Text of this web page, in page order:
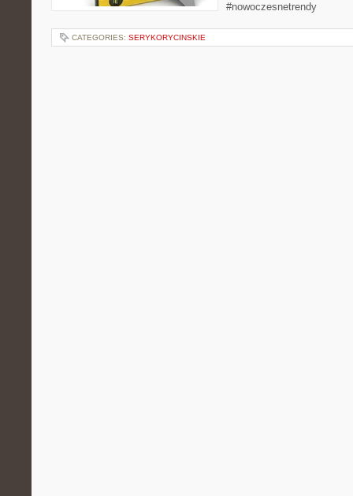
#nowoczesnetrendy
CATEGORIES: SERYKORYCINSKIE